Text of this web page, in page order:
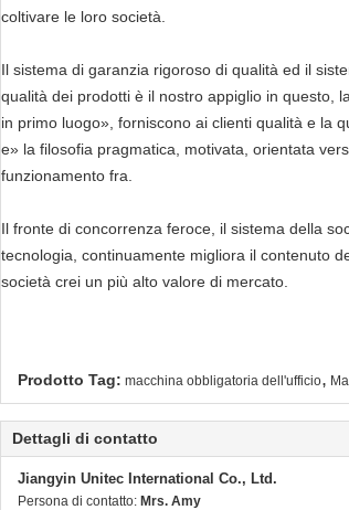
coltivare le loro società.
Il sistema di garanzia rigoroso di qualità ed il
qualità dei prodotti è il nostro appiglio in questo,
in primo luogo», forniscono ai clienti qualità e la
e» la filosofia pragmatica, motivata, orientata
funzionamento fra.
Il fronte di concorrenza feroce, il sistema della
tecnologia, continuamente migliora il contenuto
società crei un più alto valore di mercato.
Prodotto Tag: macchina obbligatoria dell'ufficio,
Dettagli di contatto
Jiangyin Unitec International Co., Ltd.
Persona di contatto: Mrs. Amy